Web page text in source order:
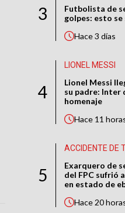
3
Futbolista de
golpes: esto se
Hace3 días
4
LIONEL MESSI
Lionel Messi
su padre: Inter
homenaje
Hace 11
5
ACCIDENTE DE
Exarquero de
del FPC sufrió
en estado de
Hace20